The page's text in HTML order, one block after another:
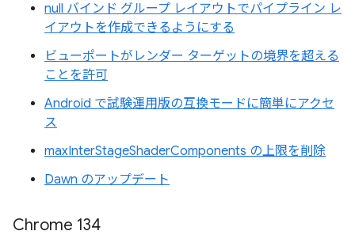
null バインド グループ レイアウトでパイプライン レ
イアウトを作成できるようにする
ビューポートがレンダー ターゲットの境界を超える
ことを許可
Android で試験運用版の互換モードに簡単にアクセ
ス
maxInterStageShaderComponents の上限を削除
Dawn のアップデート
Chrome 134